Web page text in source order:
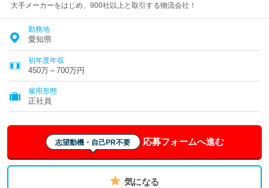
大手メーカーをはじめ、900社以上と取引する物流会社！
勤務地
愛知県
初年度年収
450万～700万円
雇用形態
正社員
志望動機・自己PR不要 応募フォームへ進む
気になる